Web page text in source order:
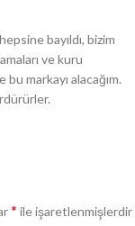
bayıldı, bizim
ve kuru
markayı alacağım.
* ile işaretlenmişlerdir